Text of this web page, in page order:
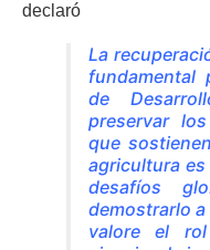
declaró
La
fundamental
de
preservar
que
agricultura
desafíos
demostrarlo
valore el